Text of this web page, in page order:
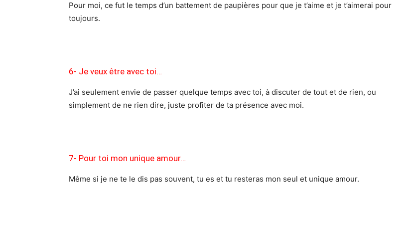
Pour moi, ce fut le temps d’un battement de paupières pour que je t’aime et je t’aimerai pour
toujours.
6- Je veux être avec toi…
J’ai seulement envie de passer quelque temps avec toi, à discuter de tout et de rien, ou
simplement de ne rien dire, juste profiter de ta présence avec moi.
7- Pour toi mon unique amour…
Même si je ne te le dis pas souvent, tu es et tu resteras mon seul et unique amour.